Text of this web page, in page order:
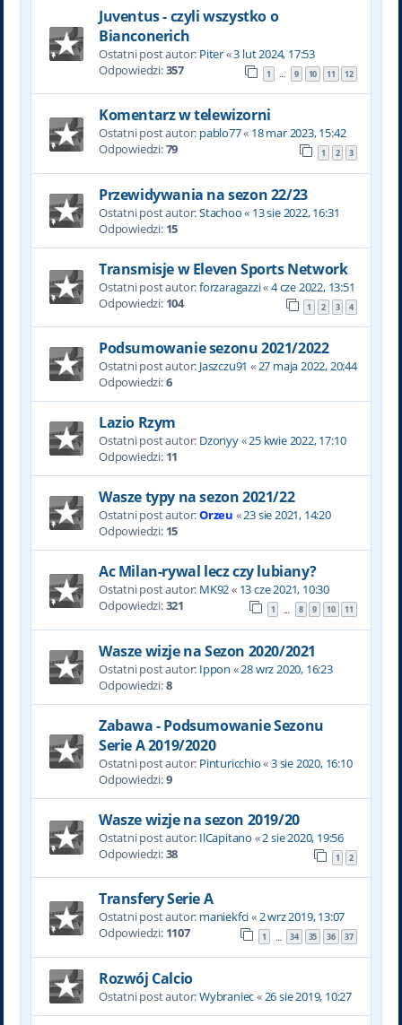
Juventus - czyli wszystko o
Bianconerich
Ostatni post autor: Piter«3 lut 2024, 17:53
Odpowiedzi:357 1 … 9 10 11 12
Komentarz w telewizorni
Ostatni post autor: pablo77« 18 mar 2023, 15:42
Odpowiedzi:79 1 2 3
Przewidywania na sezon 22/23
Ostatni post autor:Stachoo« 13 sie 2022, 16:31
Odpowiedzi: 15
Transmisje w Eleven Sports Network
Ostatni post autor:forzaragazzi«4 cze 2022, 13:51
Odpowiedzi: 104 1 2 3 4
Podsumowanie sezonu 2021/2022
Ostatni post autor: Jaszczu91 «27 maja 2022, 20:44
Odpowiedzi:6
Lazio Rzym
Ostatni post autor: Dzonyy«25 kwie 2022, 17:10
Odpowiedzi: 11
Wasze typy na sezon 2021/22
Ostatni post autor:Orzeu «23 sie 2021, 14:20
Odpowiedzi: 15
Ac Milan-rywal lecz czy lubiany?
Ostatni post autor: MK92« 13 cze 2021, 10:30
Odpowiedzi:321 1 … 8 9 10 11
Wasze wizje na Sezon 2020/2021
Ostatni post autor: Ippon «28 wrz 2020, 16:23
Odpowiedzi:8
Zabawa - Podsumowanie Sezonu
Serie A 2019/2020
Ostatni post autor: Pinturicchio«3 sie 2020, 16:10
Odpowiedzi:9
Wasze wizje na sezon 2019/20
Ostatni post autor: IlCapitano «2 sie 2020, 19:56
Odpowiedzi:38 1 2
Transfery Serie A
Ostatni post autor: maniekfci«2 wrz 2019, 13:07
Odpowiedzi: 1107 1 … 34 35 36 37
Rozwój Calcio
Ostatni post autor:Wybraniec«26 sie 2019, 10:27